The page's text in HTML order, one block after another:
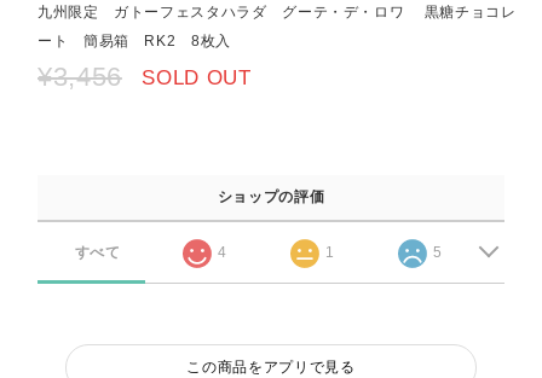
九州限定 ガトーフェスタハラダ グーテ・デ・ロワ 黒糖チョコレ
ート 簡易箱 RK2 8枚入
¥3,456 SOLD OUT
ショップの評価
すべて 4 1 5
この商品をアプリで見る